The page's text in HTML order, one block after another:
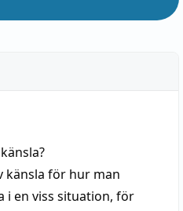
?
känsla för hur man
i en viss situation, för